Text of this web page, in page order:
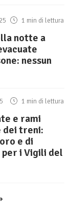
1 min di lettura
notte a
nessun
1 min di lettura
e rami
dei treni:
e di
i Vigili del